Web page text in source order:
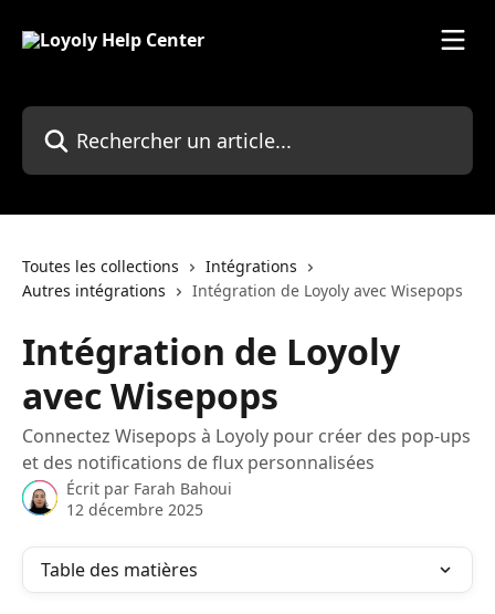
Rechercher un article...
Toutes les collections
Intégrations
Autres intégrations
Intégration de Loyoly avec Wisepops
Intégration de Loyoly
avec Wisepops
Connectez Wisepops à Loyoly pour créer des pop-ups
et des notifications de flux personnalisées
Écrit par Farah Bahoui
12 décembre 2025
Table des matières